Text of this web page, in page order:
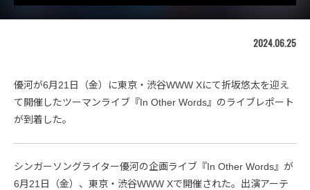
2024.06.25
優河が6月21日（金）に東京・渋谷WWW Xにて折坂悠太を迎え
て開催したツーマンライブ『In Other Words』のライブレポート
が到着した。
シンガーソングライター優河の企画ライブ『In Other Words』が
6月21日（金）、東京・渋谷WWW Xで開催された。出演アーテ